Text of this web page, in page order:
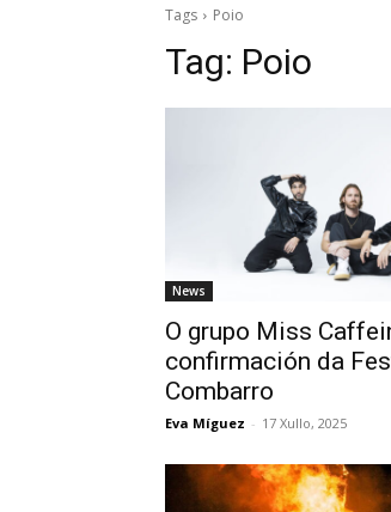
Tags Poio
Tag: Poio
News
O grupo Miss
confirmación da
Combarro
Eva Míguez - 17 Xullo, 2025